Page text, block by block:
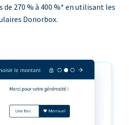
270 % à 400 %* en utilisant les
Donorbox.